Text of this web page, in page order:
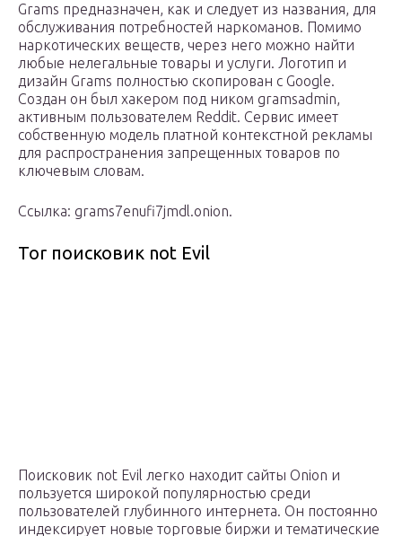
Grams предназначен, как и следует из названия, для
обслуживания потребностей наркоманов. Помимо
наркотических веществ, через него можно найти
любые нелегальные товары и услуги. Логотип и
дизайн Grams полностью скопирован с Google.
Создан он был хакером под ником gramsadmin,
активным пользователем Reddit. Сервис имеет
собственную модель платной контекстной рекламы
для распространения запрещенных товаров по
ключевым словам.
Ссылка: grams7enufi7jmdl.onion.
Tor поисковик not Evil
Поисковик not Evil легко находит сайты Onion и
пользуется широкой популярностью среди
пользователей глубинного интернета. Он постоянно
индексирует новые торговые биржи и тематические